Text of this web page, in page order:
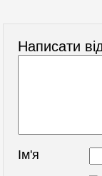
Написати
Ім'я